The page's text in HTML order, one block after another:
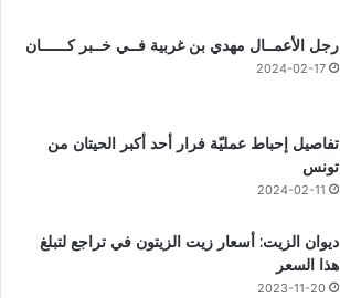
رجل الأعمــال مهدي بن غربية فــي خــبر كــــــان
2024-02-17
تفاصيل إحباط عمليّة فرار أحد أكبر الحيتان من
تونس
2024-02-11
ديوان الزيت: أسعار زيت الزيتون في تراجع لتبلغ
هذا السعر
2023-11-20